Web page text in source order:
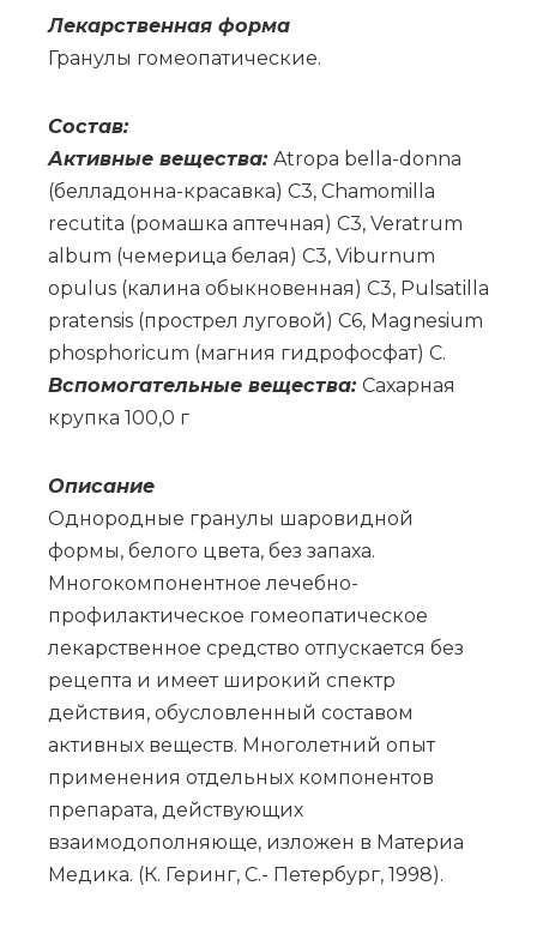
Ле­кар­ствен­ная фор­ма
Гра­ну­лы го­мео­па­ти­че­ские.
Со­став:
Ак­тив­ные ве­ще­ства: Atropa bella-donna
(бел­ла­дон­на-кра­сав­ка) C3, Chamomilla
recutita (ро­маш­ка ап­теч­ная) C3, Veratrum
album (че­ме­ри­ца бе­лая) C3, Viburnum
opulus (ка­ли­на обык­но­вен­ная) C3, Pulsatilla
pratensis (про­стрел лу­го­вой) C6, Magnesium
phosphoricum (маг­ния гид­ро­фос­фат) C.
Вс­по­мо­га­тель­ные ве­ще­ства: Са­хар­ная
круп­ка 100,0 г
Опи­са­ние
Однородные гранулы шаровидной
формы, белого цвета, без запаха.
Многокомпонентное лечебно-
профилактическое гомеопатическое
лекарственное средство отпускается без
рецепта и имеет широкий спектр
действия, обусловленный составом
активных веществ. Многолетний опыт
применения отдельных компонентов
препарата, действующих
взаимодополняюще, изложен в Материа
Медика. (К. Геринг, С.- Петербург, 1998).